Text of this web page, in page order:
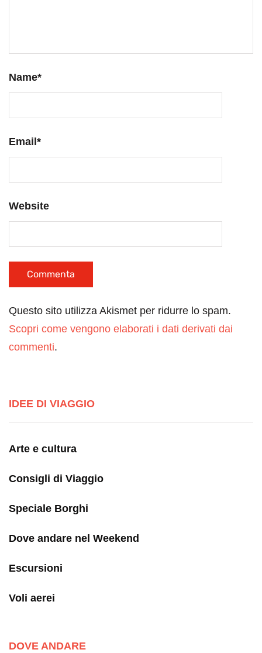
Name*
Email *
Website
Questo sito utilizza Akismet per ridurre lo spam.
Scopri come vengono elaborati i dati derivati dai
commenti.
IDEE DI VIAGGIO
Arte e cultura
Consigli di Viaggio
Speciale Borghi
Dove andare nel Weekend
Escursioni
Voli aerei
DOVE ANDARE